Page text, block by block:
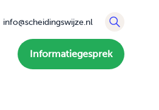
info@scheidingswijze.nl
Informatiegesprek